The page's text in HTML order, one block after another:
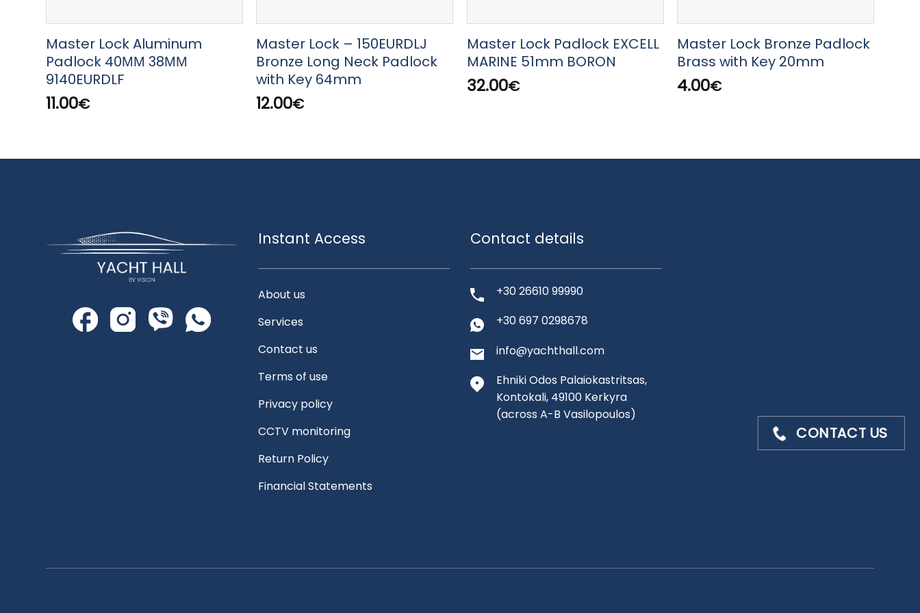
Master Lock Aluminum
Padlock 40ΜΜ 38ΜΜ
9140EURDLF
11.00€
Master Lock – 150EURDLJ
Bronze Long Neck Padlock
with Key 64mm
12.00€
Master Lock Padlock EXCELL
MARINE 51mm BORON
32.00€
Master Lock Bronze Padlock
Brass with Key 20mm
4.00€
Instant Access
About us
Services
Contact us
Terms of use
Privacy policy
CCTV monitoring
Return Policy
Financial Statements
Contact details
+30 26610 99990
+30 697 0298678
info@yachthall.com
Ehniki Odos Palaiokastritsas,
Kontokali, 49100 Kerkyra
(across A-B Vasilopoulos)
CONTACT US